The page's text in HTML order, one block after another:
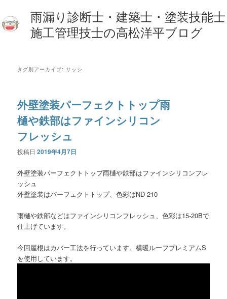
雨漏り診断士・建築士・塗装技能士
施工管理技士の高松洋平ブログ
タグ別アーカイブ:サッシ
外壁塗装パーフェクトトップ雨
樋や鉄部はファインシリコン
フレッシュ
投稿日2019年4月7日
外壁塗装パーフェクトトップ雨樋や鉄部はファインシリコンフレ
ッシュ
外壁塗装はパーフェクトトップ、色彩はND-210
雨樋や鉄部などはファインシリコンフレッシュ、色彩は15-20Bで
仕上げています。
今回屋根はカバー工法を行っています。横暖ルーフプレミアムS
を使用しています。